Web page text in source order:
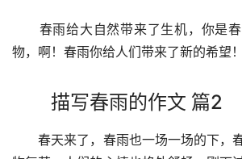
春雨给大自然带来了生机，你是春
物，啊！春雨你给人们带来了新的希望！
描写春雨的作文 篇2
春天来了，春雨也一场一场的下，